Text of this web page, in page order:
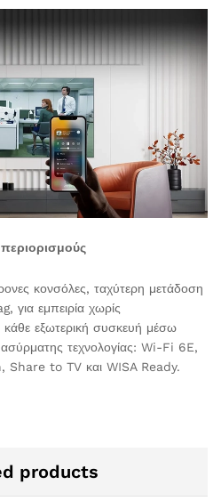
κονσόλες, ταχύτερη μετάδοση
για εμπειρία χωρίς
εξωτερική συσκευή μέσω
τεχνολογίας: Wi-Fi 6E,
Share to TV και WISA Ready.
products